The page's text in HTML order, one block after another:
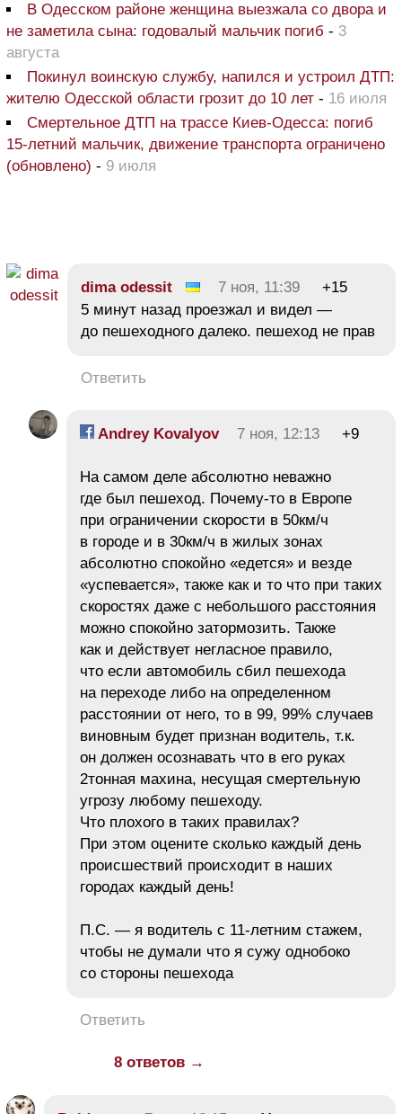
В Одесском районе женщина выезжала со двора и
не заметила сына: годовалый мальчик погиб - 3
августа
Покинул воинскую службу, напился и устроил ДТП:
жителю Одесской области грозит до 10 лет - 16 июля
Смертельное ДТП на трассе Киев-Одесса: погиб
15-летний мальчик, движение транспорта ограничено
(обновлено) - 9 июля
dima odessit 7 ноя, 11:39
+15
5 минут назад проезжал и видел —
до пешеходного далеко. пешеход не прав
Ответить
Andrey Kovalyov 7 ноя, 12:13 +9
На самом деле абсолютно неважно
где был пешеход. Почему-то в Европе
при ограничении скорости в 50км/ч
в городе и в 30км/ч в жилых зонах
абсолютно спокойно «едется» и везде
«успевается», также как и то что при таких
скоростях даже с небольшого расстояния
можно спокойно затормозить. Также
как и действует негласное правило,
что если автомобиль сбил пешехода
на переходе либо на определенном
расстоянии от него, то в 99, 99% случаев
виновным будет признан водитель, т.к.
он должен осознавать что в его руках
2тонная махина, несущая смертельную
угрозу любому пешеходу.
Что плохого в таких правилах?
При этом оцените сколько каждый день
происшествий происходит в наших
городах каждый день!
П.С. — я водитель с 11-летним стажем,
чтобы не думали что я сужу однобоко
со стороны пешехода
Ответить
8 ответов →